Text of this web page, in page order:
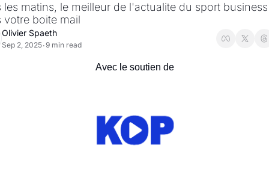
les matins, le meilleur de l'actualite du sport business
votre boite mail
Olivier Spaeth
Sep 2, 2025•9 min read
Avec le soutien de